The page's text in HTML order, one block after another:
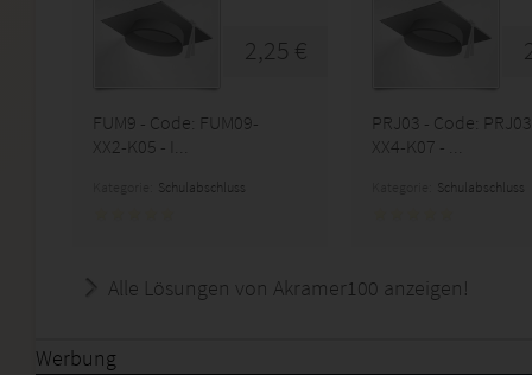
2,25 €
FUM9 - Code: FUM09-
XX2-K05 - I...
Schulabschluss
PRJ03 - Code:
XX4-K07 - ...
Schulabschluss
Alle Lösungen von Akramer100 anzeigen!
Werbung